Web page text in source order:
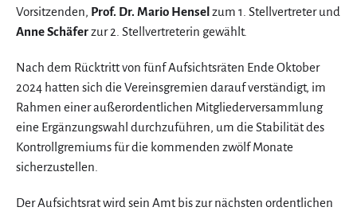
Vorsitzenden, Prof. Dr. Mario Henselzum 1. Stellvertreter und
Anne Schäferzur 2. Stellvertreterin gewählt.
Nach dem Rücktritt von fünf Aufsichtsräten Ende Oktober
2024 hatten sich die Vereinsgremien darauf verständigt, im
Rahmen einer außerordentlichen Mitgliederversammlung
eine Ergänzungswahl durchzuführen, um die Stabilität des
Kontrollgremiums für die kommenden zwölf Monate
sicherzustellen.
Der Aufsichtsrat wird sein Amt bis zur nächsten ordentlichen